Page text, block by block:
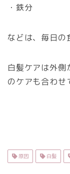
・鉄分
などは、毎日の
白髪ケアは外側
のケアも合わせ
原因 白髪